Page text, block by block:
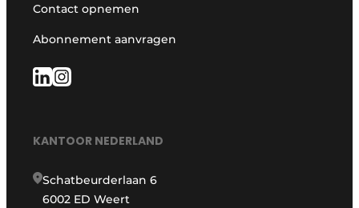
Contact opnemen
Abonnement aanvragen
KANTOOR NEDERLAND
Schatbeurderlaan 6
6002 ED Weert